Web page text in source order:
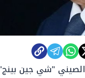
الصيني "شي جين